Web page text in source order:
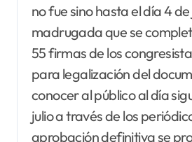
no fue sino hasta el día 4 de
madrugada que se
55 firmas de los
para legalización del
conocer al público al día
julio a través de los
aprobación definitiva se